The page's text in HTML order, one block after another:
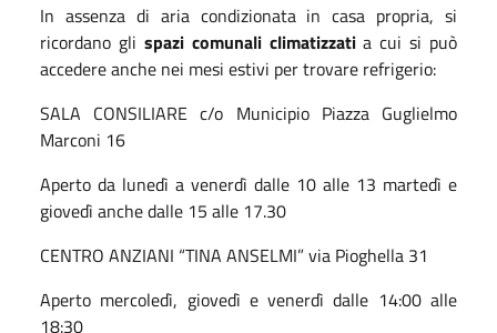
In assenza di aria condizionata in casa propria, si
ricordano gli spazi comunali climatizzatia cui si può
accedere anche nei mesi estivi per trovare refrigerio:
SALA CONSILIARE c/o Municipio Piazza Guglielmo
Marconi 16
Aperto da lunedì a venerdì dalle 10 alle 13 martedì e
giovedì anche dalle 15 alle 17.30
CENTRO ANZIANI “TINA ANSELMI” via Pioghella 31
Aperto mercoledì, giovedì e venerdì dalle 14:00 alle
18:30